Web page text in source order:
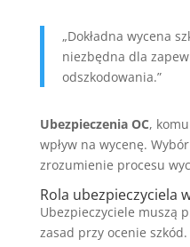
„Dokładna wycena
niezbędna dla
odszkodowania.”
Ubezpieczenia OC,
wpływ na wycenę.
zrozumienie procesu
Rola ubezpieczyciela
Ubezpieczyciele muszą
zasad przy ocenie